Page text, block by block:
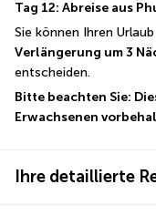
Tag 12: Abreise aus
Verlängerung um 3
entscheiden.
Bitte beachten Sie:
Erwachsenen
Ihre detaillierte